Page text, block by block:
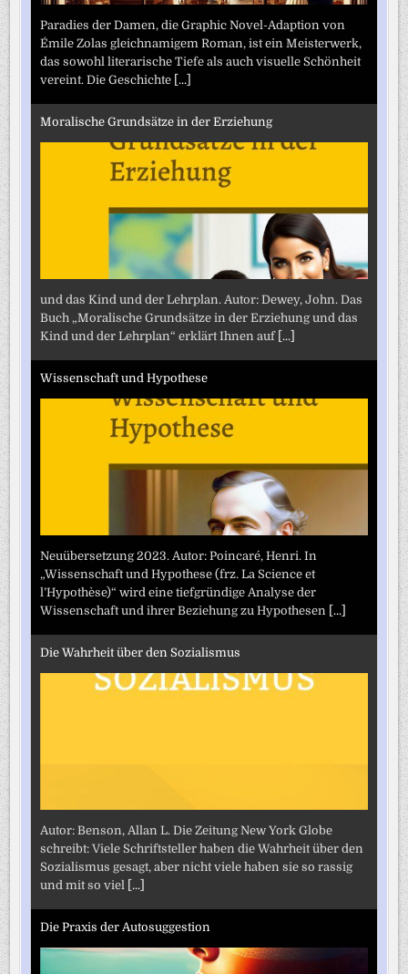
Paradies der Damen, die Graphic Novel-Adaption von
Émile Zolas gleichnamigem Roman, ist ein Meisterwerk,
das sowohl literarische Tiefe als auch visuelle Schönheit
vereint. Die Geschichte [...]
Moralische Grundsätze in der Erziehung
und das Kind und der Lehrplan. Autor: Dewey, John. Das
Buch „Moralische Grundsätze in der Erziehung und das
Kind und der Lehrplan“ erklärt Ihnen auf [...]
Wissenschaft und Hypothese
Neuübersetzung 2023. Autor: Poincaré, Henri. In
„Wissenschaft und Hypothese (frz. La Science et
l’Hypothèse)“ wird eine tiefgründige Analyse der
Wissenschaft und ihrer Beziehung zu Hypothesen
[...]
Die Wahrheit über den Sozialismus
Autor: Benson, Allan L. Die Zeitung New York Globe
schreibt: Viele Schriftsteller haben die Wahrheit über den
Sozialismus gesagt, aber nicht viele haben sie so rassig
und mit so viel
[...]
Die Praxis der Autosuggestion